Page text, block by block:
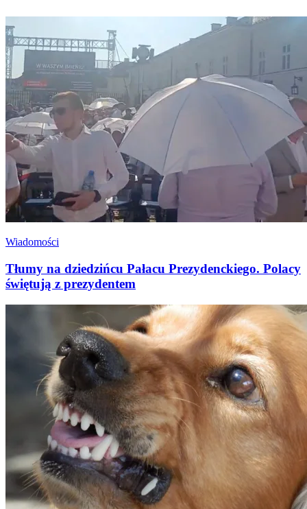
Wiadomości
Tłumy na dziedzińcu Pałacu Prezydenckiego. Polacy
świętują z prezydentem